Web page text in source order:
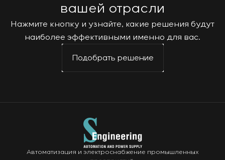
вашей отрасли
Нажмите кнопку и узнайте, какие решения будут
наиболее эффективными именно для вас.
Подобрать решение
Автоматизация и электроснабжение промышленных